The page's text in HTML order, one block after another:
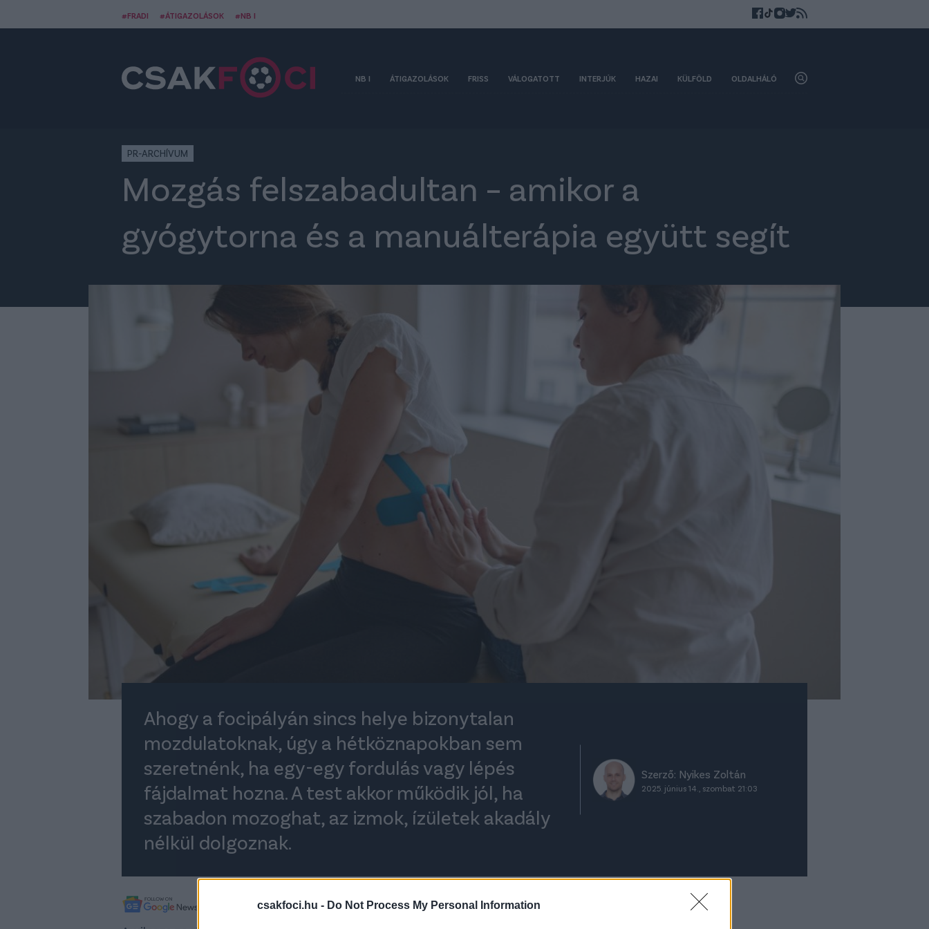
csakfoci.hu - Do Not Process My Personal Information
#FRADI #ÁTIGAZOLÁSOK #NB I
NB I ÁTIGAZOLÁSOK FRISS VÁLOGATOTT INTERJÚK HAZAI KÜLFÖLD OLDALHÁLÓ
PR-ARCHÍVUM
Mozgás felszabadultan – amikor a
gyógytorna és a manuálterápia együtt segít
Ahogy a focipályán sincs helye bizonytalan
mozdulatoknak, úgy a hétköznapokban sem
szeretnénk, ha egy-egy fordulás vagy lépés
fájdalmat hozna. A test akkor működik jól, ha
szabadon mozoghat, az izmok, ízületek akadály
nélkül dolgoznak.
Szerző: Nyikes Zoltán
2025. június 14., szombat 21:03
A legfrissebb hírekért kövess minket aCsakfociGoogle News oldalán is! Ezeket ajánljuk